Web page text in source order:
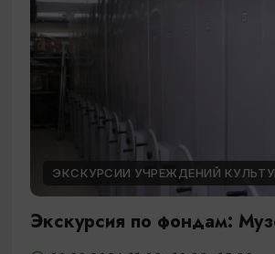
ЭКСКУРСИИ УЧРЕЖДЕНИЙ
Экскурсия по фондам: